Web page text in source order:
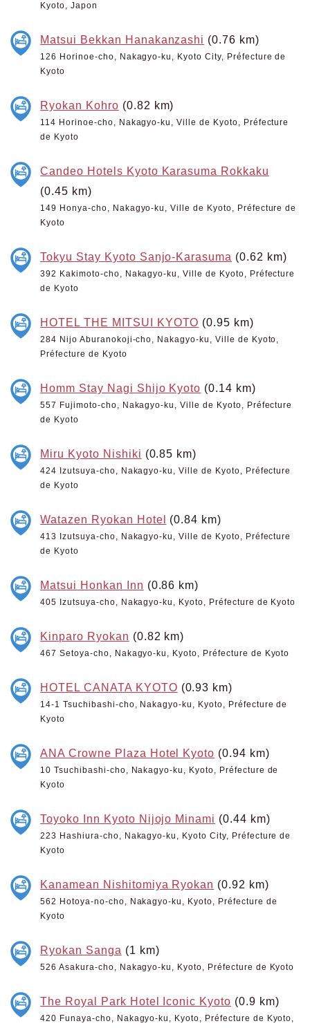
Kyoto, Japon
Matsui Bekkan Hanakanzashi (0.76 km)
126 Horinoe-cho, Nakagyo-ku, Kyoto City, Préfecture de
Kyoto
Ryokan Kohro (0.82 km)
114 Horinoe-cho, Nakagyo-ku, Ville de Kyoto, Préfecture
de Kyoto
Candeo Hotels Kyoto Karasuma Rokkaku
(0.45 km)
149 Honya-cho, Nakagyo-ku, Ville de Kyoto, Préfecture de
Kyoto
Tokyu Stay Kyoto Sanjo-Karasuma (0.62 km)
392 Kakimoto-cho, Nakagyo-ku, Ville de Kyoto, Préfecture
de Kyoto
HOTEL THE MITSUI KYOTO (0.95 km)
284 Nijo Aburanokoji-cho, Nakagyo-ku, Ville de Kyoto,
Préfecture de Kyoto
Homm Stay Nagi Shijo Kyoto (0.14 km)
557 Fujimoto-cho, Nakagyo-ku, Ville de Kyoto, Préfecture
de Kyoto
Miru Kyoto Nishiki (0.85 km)
424 Izutsuya-cho, Nakagyo-ku, Ville de Kyoto, Préfecture
de Kyoto
Watazen Ryokan Hotel (0.84 km)
413 Izutsuya-cho, Nakagyo-ku, Ville de Kyoto, Préfecture
de Kyoto
Matsui Honkan Inn (0.86 km)
405 Izutsuya-cho, Nakagyo-ku, Kyoto, Préfecture de Kyoto
Kinparo Ryokan (0.82 km)
467 Setoya-cho, Nakagyo-ku, Kyoto, Préfecture de Kyoto
HOTEL CANATA KYOTO (0.93 km)
14-1 Tsuchibashi-cho, Nakagyo-ku, Kyoto, Préfecture de
Kyoto
ANA Crowne Plaza Hotel Kyoto (0.94 km)
10 Tsuchibashi-cho, Nakagyo-ku, Kyoto, Préfecture de
Kyoto
Toyoko Inn Kyoto Nijojo Minami (0.44 km)
223 Hashiura-cho, Nakagyo-ku, Kyoto City, Préfecture de
Kyoto
Kanamean Nishitomiya Ryokan (0.92 km)
562 Hotoya-no-cho, Nakagyo-ku, Kyoto, Préfecture de
Kyoto
Ryokan Sanga (1 km)
526 Asakura-cho, Nakagyo-ku, Kyoto, Préfecture de Kyoto
The Royal Park Hotel Iconic Kyoto (0.9 km)
420 Funaya-cho, Nakagyo-ku, Kyoto, Préfecture de Kyoto,